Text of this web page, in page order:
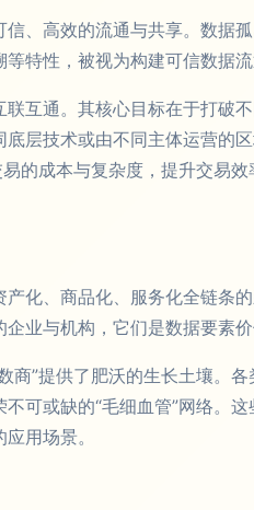
、高效的流通与共享。数据
特性，被视为构建可信数据流
互通。其核心目标在于打破
层技术或由不同主体运营的
的成本与复杂度，提升交易
化、商品化、服务化全链条
业与机构，它们是数据要素价
”提供了肥沃的生长土壤。
可或缺的“毛细血管”网络。
用场景。